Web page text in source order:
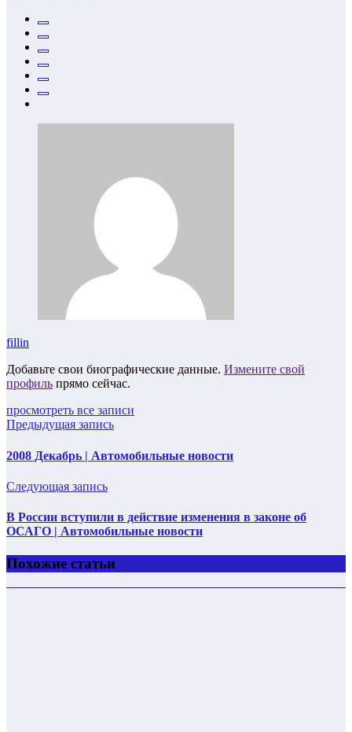
fillin
Добавьте свои биографические данные. Измените свой
профиль прямо сейчас.
просмотреть все записи
Предыдущая запись
2008 Декабрь | Автомобильные новости
Следующая запись
В России вступили в действие изменения в законе об
ОСАГО | Автомобильные новости
Похожие статьи